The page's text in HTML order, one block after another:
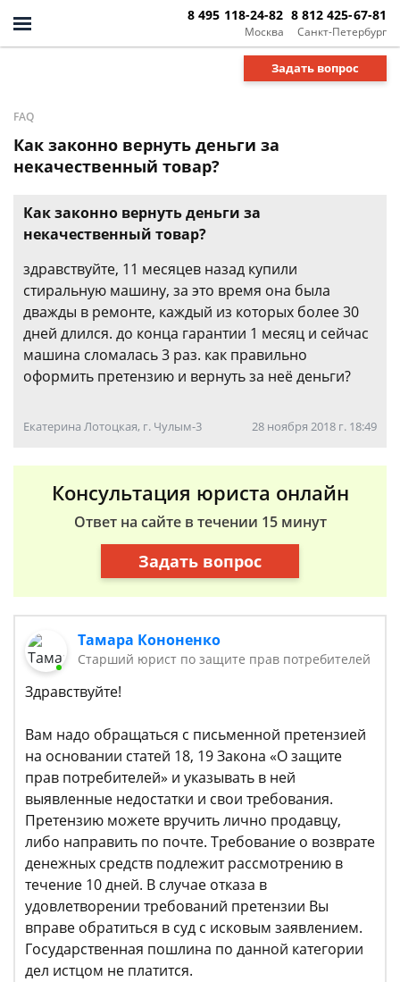
Москва
8 495 118-24-82
Санкт-Петербург
8 812 425-67-81
Задать вопрос
FAQ
Как законно вернуть деньги за
некачественный товар?
Как законно вернуть деньги за
некачественный товар?
здравствуйте, 11 месяцев назад купили
стиральную машину, за это время она была
дважды в ремонте, каждый из которых более 30
дней длился. до конца гарантии 1 месяц и сейчас
машина сломалась 3 раз. как правильно
оформить претензию и вернуть за неё деньги?
Екатерина Лотоцкая, г. Чулым-3 28 ноября 2018 г. 18:49
Консультация юриста онлайн
Ответ на сайте в течении 15 минут
Задать вопрос
Тамара Кононенко
Старший юрист по защите прав потребителей
Здравствуйте!
Вам надо обращаться с письменной претензией
на основании статей 18, 19 Закона «О защите
прав потребителей» и указывать в ней
выявленные недостатки и свои требования.
Претензию можете вручить лично продавцу,
либо направить по почте. Требование о возврате
денежных средств подлежит рассмотрению в
течение 10 дней. В случае отказа в
удовлетворении требований претензии Вы
вправе обратиться в суд с исковым заявлением.
Государственная пошлина по данной категории
дел истцом не платится.